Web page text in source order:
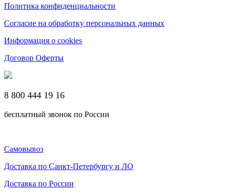
Политика конфиденциальности
Согласие на обработку персональных данных
Информация о cookies
Договор Оферты
8 800 444 19 16
бесплатный звонок по России
Самовывоз
Доставка по Санкт-Петербургу и ЛО
Доставка по России